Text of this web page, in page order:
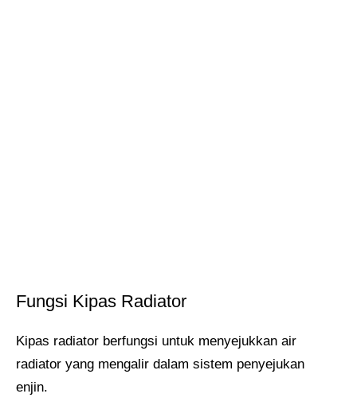
Fungsi Kipas Radiator
Kipas radiator berfungsi untuk menyejukkan air
radiator yang mengalir dalam sistem penyejukan
enjin.